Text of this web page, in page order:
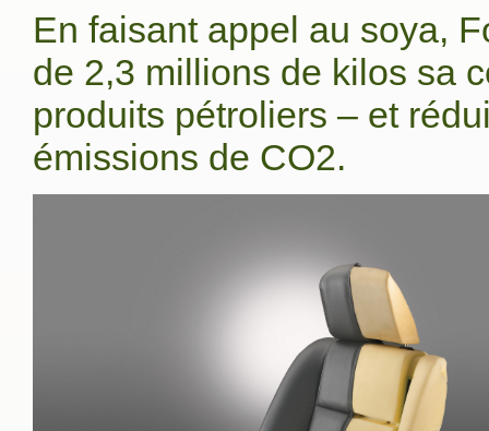
En faisant appel au soya,
de 2,3 millions de kilos sa
produits pétroliers – et
émissions de CO2.